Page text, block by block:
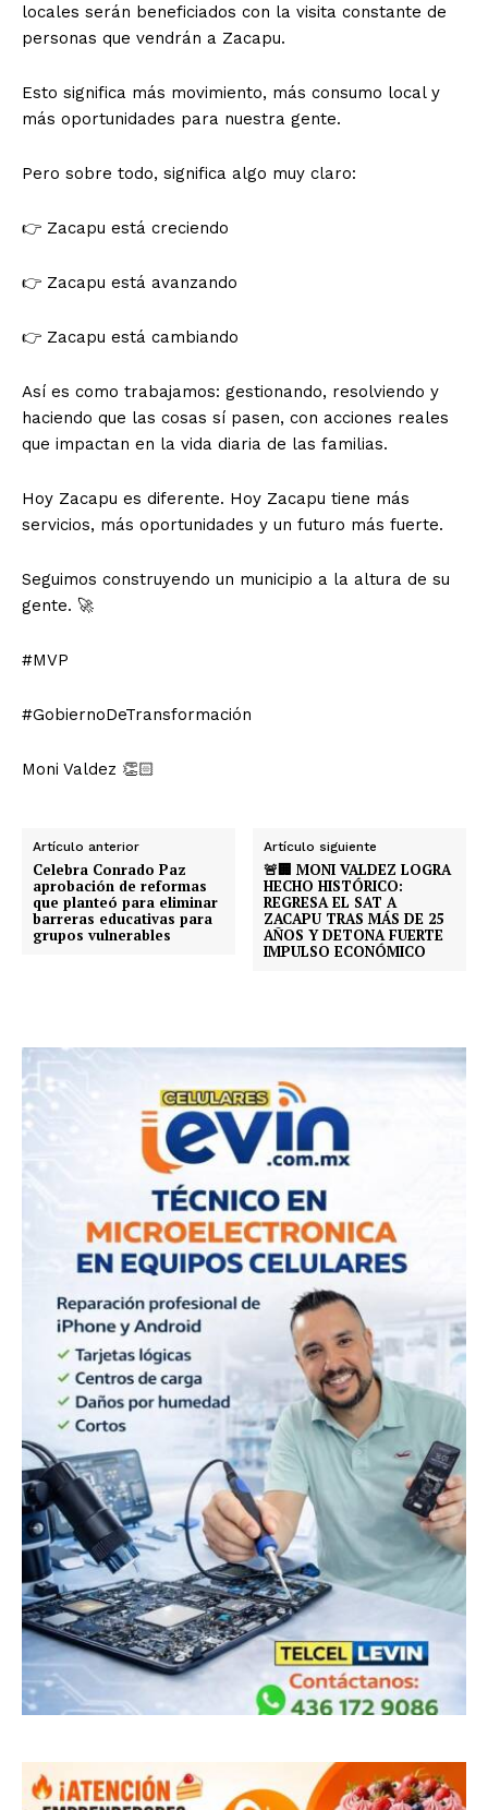
locales serán beneficiados con la visita constante de
personas que vendrán a Zacapu.
Esto significa más movimiento, más consumo local y
más oportunidades para nuestra gente.
Pero sobre todo, significa algo muy claro:
👉 Zacapu está creciendo
👉 Zacapu está avanzando
👉 Zacapu está cambiando
Así es como trabajamos: gestionando, resolviendo y
haciendo que las cosas sí pasen, con acciones reales
que impactan en la vida diaria de las familias.
Hoy Zacapu es diferente. Hoy Zacapu tiene más
servicios, más oportunidades y un futuro más fuerte.
Seguimos construyendo un municipio a la altura de su
gente. 🚀
#MVP
#GobiernoDeTransformación
Moni Valdez 👏🏻
Artículo anterior
Celebra Conrado Paz
aprobación de reformas
que planteó para eliminar
barreras educativas para
grupos vulnerables
Artículo siguiente
🚨🏢 MONI VALDEZ LOGRA
HECHO HISTÓRICO:
REGRESA EL SAT A
ZACAPU TRAS MÁS DE 25
AÑOS Y DETONA FUERTE
IMPULSO ECONÓMICO